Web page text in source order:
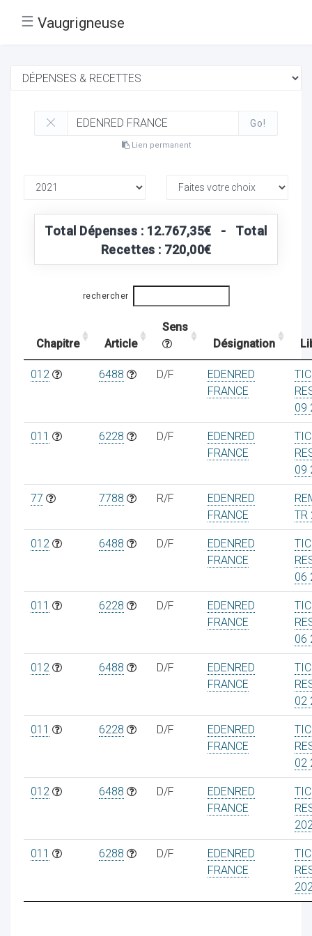
☰ Vaugrigneuse
Go!
Lien permanent
Total Dépenses : 12.767,35€ - Total
Recettes : 720,00€
rechercher
Chapitre Article
Sens
Désignation
012 6488 D/F
EDENRED
FRANCE
09
011 6228 D/F
EDENRED
FRANCE
09
77 7788 R/F
EDENRED
FRANCE
TR
012 6488 D/F
EDENRED
FRANCE
06
011 6228 D/F
EDENRED
FRANCE
06
012 6488 D/F
EDENRED
FRANCE
02
011 6228 D/F
EDENRED
FRANCE
02
012 6488 D/F
EDENRED
FRANCE
011 6288 D/F
EDENRED
FRANCE